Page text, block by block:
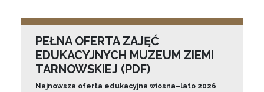
PEŁNA OFERTA ZAJĘĆ
EDUKACYJNYCH MUZEUM ZIEMI
TARNOWSKIEJ (PDF)
Najnowsza oferta edukacyjna wiosna–lato 2026